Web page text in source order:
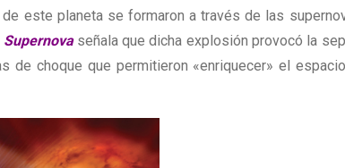
este planeta se formaron a través de las
señala que dicha explosión provocó la
choque que permitieron «enriquecer» el